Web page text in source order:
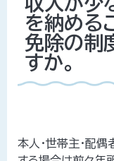
を納める
免除の制
すか。
本人・世帯主・配